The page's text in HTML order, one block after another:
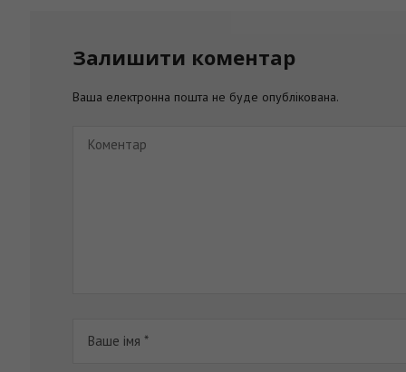
Залишити коментар
Ваша електронна пошта не буде опублікована.